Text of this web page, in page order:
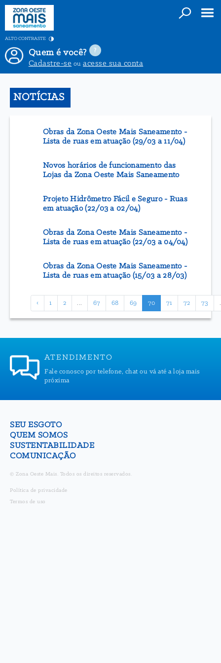
ALTO CONTRASTE
Quem é você?
Cadastre-se ouacesse sua conta
NOTÍCIAS
Obras da Zona Oeste Mais Saneamento -
Lista de ruas em atuação (29/03 a 11/04)
Novos horários de funcionamento das
Lojas da Zona Oeste Mais Saneamento
Projeto Hidrômetro Fácil e Seguro - Ruas
em atuação (22/03 a 02/04)
Obras da Zona Oeste Mais Saneamento -
Lista de ruas em atuação (22/03 a 04/04)
Obras da Zona Oeste Mais Saneamento -
Lista de ruas em atuação (15/03 a 28/03)
‹ 1 2 ... 67 68 69 70 71 72 73
ATENDIMENTO
Fale conosco por telefone, chat ou vá até a loja mais
próxima
SEU ESGOTO
QUEM SOMOS
SUSTENTABILIDADE
COMUNICAÇÃO
© Zona Oeste Mais. Todos os direitos reservados.
Política de privacidade
Termos de uso